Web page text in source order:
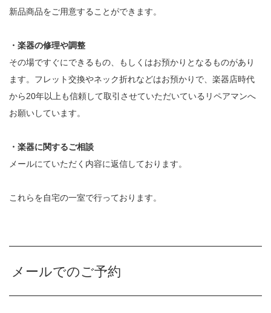
新品商品をご用意することができます。
・楽器の修理や調整
その場ですぐにできるもの、もしくはお預かりとなるものがあり
ます。フレット交換やネック折れなどはお預かりで、楽器店時代
から20年以上も信頼して取引させていただいているリペアマンへ
お願いしています。
・楽器に関するご相談
メールにていただく内容に返信しております。
これらを自宅の一室で行っております。
メールでのご予約